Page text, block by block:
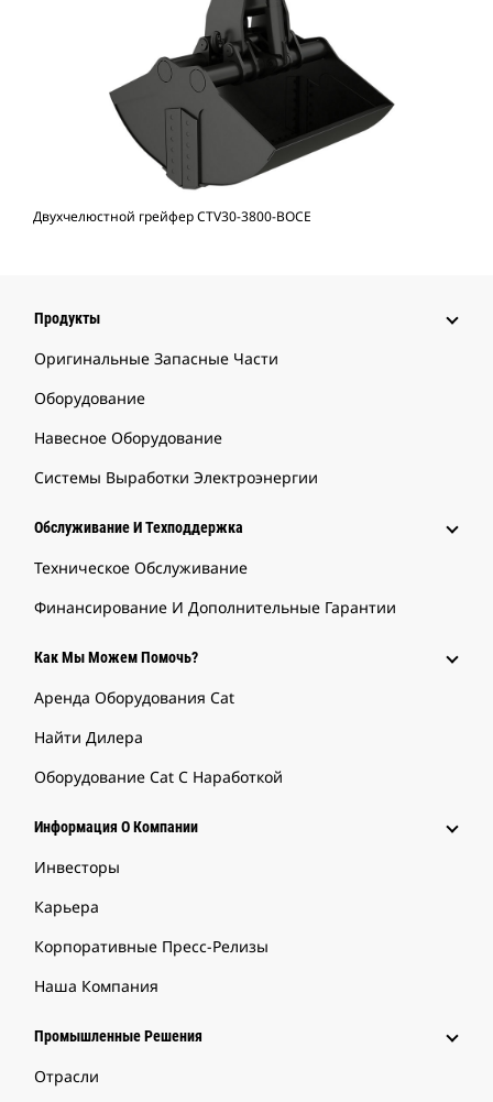
Двухчелюстной грейфер CTV30-3800-BOCE
Продукты
Оригинальные Запасные Части
Оборудование
Навесное Оборудование
Системы Выработки Электроэнергии
Обслуживание И Техподдержка
Техническое Обслуживание
Финансирование И Дополнительные Гарантии
Как Мы Можем Помочь?
Аренда Оборудования Cat
Найти Дилера
Оборудование Cat С Наработкой
Информация О Компании
Инвесторы
Карьера
Корпоративные Пресс-Релизы
Наша Компания
Промышленные Решения
Отрасли